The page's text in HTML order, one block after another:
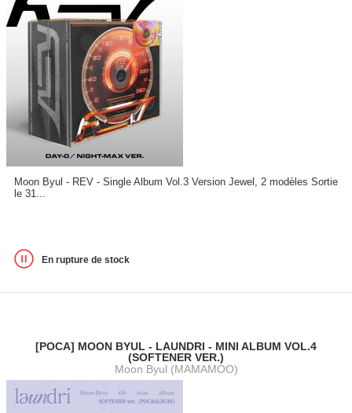
Moon Byul - REV - Single Album Vol.3 Version Jewel, 2 modèles Sortie
le 31...
En rupture de stock
[POCA] MOON BYUL - LAUNDRI - MINI ALBUM VOL.4
(SOFTENER VER.)
Moon Byul (MAMAMOO)